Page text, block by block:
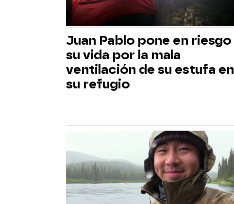
Juan Pablo pone en riesgo
su vida por la mala
ventilación de su estufa en
su refugio